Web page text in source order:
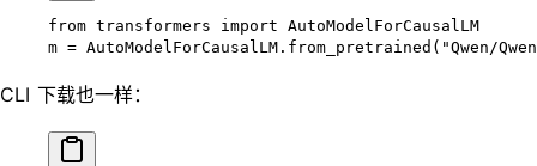
from transformers import AutoModelForCausalLM
m = AutoModelForCausalLM.from_pretrained( "Qwen/
CLI 下载也一样：